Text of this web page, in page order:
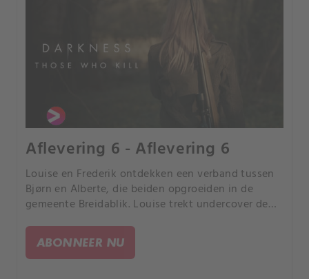
Aflevering 6 - Aflevering 6
Louise en Frederik ontdekken een verband tussen
Bjørn en Alberte, die beiden opgroeiden in de
gemeente Breidablik. Louise trekt undercover de
onderzoek.
ABONNEER NU